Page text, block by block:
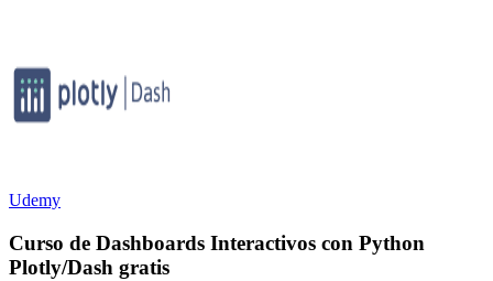
Udemy
Curso de Dashboards Interactivos con Python
Plotly/Dash gratis